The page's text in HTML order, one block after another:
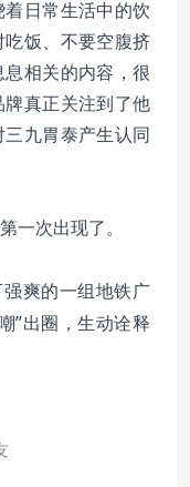
日常生活中的饮
饭、不要空腹挤
相关的内容，很
真正关注到了他
九胃泰产生认同
一次出现了。
爽的一组地铁广
”出圈，生动诠释